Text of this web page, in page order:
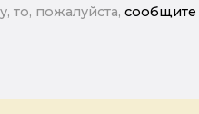
то, пожалуйста, сообщите